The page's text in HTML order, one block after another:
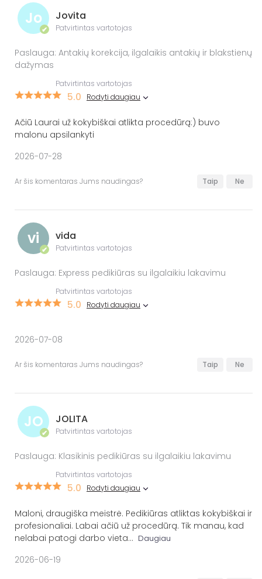
Jo
✔
Jovita
Patvirtintas vartotojas
Paslauga: Antakių korekcija, ilgalaikis antakių ir blakstienų
dažymas
Patvirtintas vartotojas
5.0 Rodyti daugiau
Ačiū Laurai už kokybiškai atlikta procedūrą:) buvo
malonu apsilankyti
2026-07-28
Ar šis komentaras Jums naudingas? Taip Ne
vi
✔
vida
Patvirtintas vartotojas
Paslauga: Express pedikiūras su ilgalaikiu lakavimu
Patvirtintas vartotojas
5.0 Rodyti daugiau
2026-07-08
Ar šis komentaras Jums naudingas? Taip Ne
JO
✔
JOLITA
Patvirtintas vartotojas
Paslauga: Klasikinis pedikiūras su ilgalaikiu lakavimu
Patvirtintas vartotojas
5.0 Rodyti daugiau
Maloni, draugiška meistrė. Pedikiūras atliktas kokybiškai ir
profesionaliai. Labai ačiū už procedūrą. Tik manau, kad
nelabai patogi darbo vieta... Daugiau
2026-06-19